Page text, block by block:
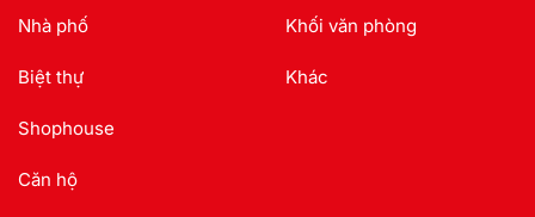
Nhà phố
Biệt thự
Shophouse
Căn hộ
Khối văn phòng
Khác